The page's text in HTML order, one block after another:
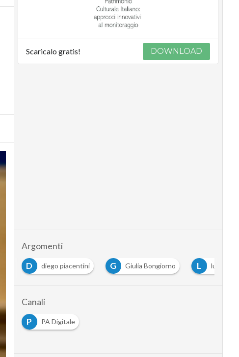
Scaricalo gratis! DOWNLOAD
Argomenti
D diego piacentini G Giulia Bongiorno L luca
Canali
P
PA Digitale